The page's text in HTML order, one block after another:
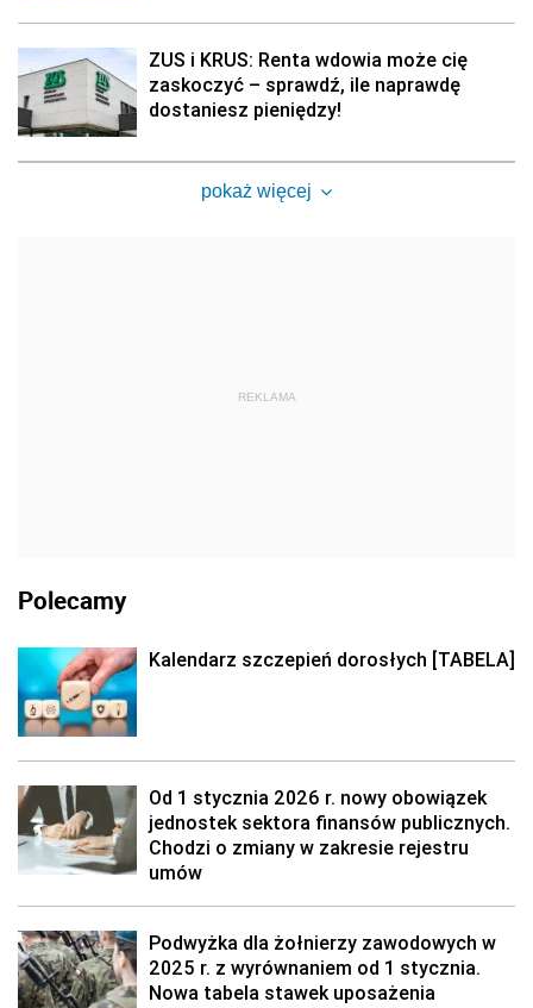
ZUS i KRUS: Renta wdowia może cię
zaskoczyć – sprawdź, ile naprawdę
dostaniesz pieniędzy!
pokaż więcej
REKLAMA
Polecamy
Kalendarz szczepień dorosłych [TABELA]
Od 1 stycznia 2026 r. nowy obowiązek
jednostek sektora finansów publicznych.
Chodzi o zmiany w zakresie rejestru
umów
Podwyżka dla żołnierzy zawodowych w
2025 r. z wyrównaniem od 1 stycznia.
Nowa tabela stawek uposażenia